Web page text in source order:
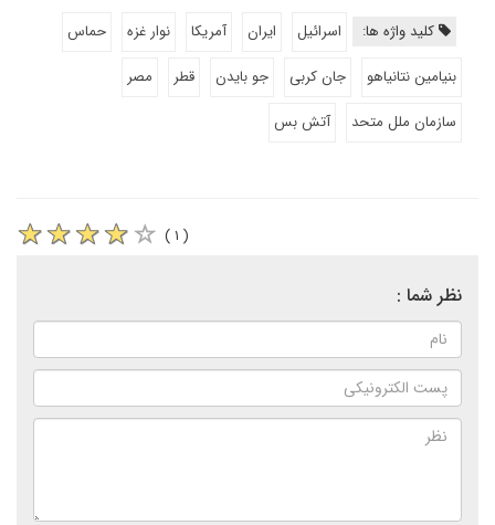
کلید واژه ها: اسرائیل ایران آمریکا نوار غزه
حماس
بنیامین نتانیاهو
جان کربی جو بایدن قطر
مصر
سازمان ملل متحد
آتش بس
( ۱ )
نظر شما :